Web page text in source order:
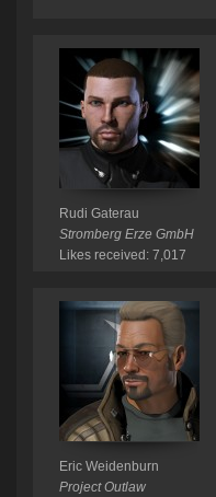
Rudi Gaterau
Stromberg Erze GmbH
Likes received: 7,017
Eric Weidenburn
Project Outlaw